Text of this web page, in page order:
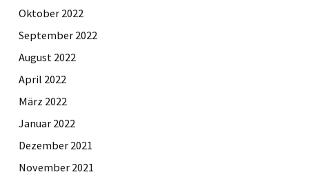
Oktober 2022
September 2022
August 2022
April 2022
März 2022
Januar 2022
Dezember 2021
November 2021